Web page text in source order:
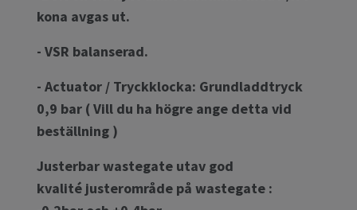
kona avgas ut.
- VSR balanserad.
- Actuator / Tryckklocka: Grundladdtryck
0,9 bar ( Vill du ha högre ange detta vid
beställning )
Justerbar wastegate utav god
kvalité justerområde på wastegate :